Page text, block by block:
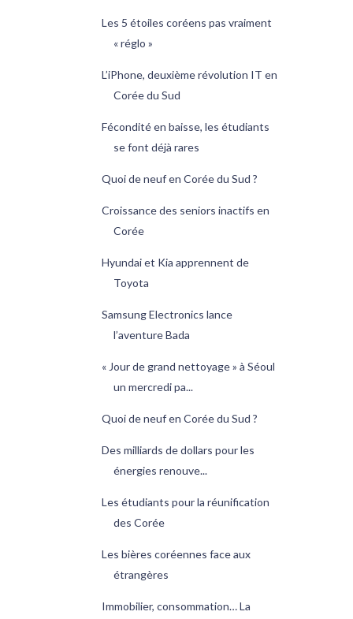
Les 5 étoiles coréens pas vraiment
« réglo »
L’iPhone, deuxième révolution IT en
Corée du Sud
Fécondité en baisse, les étudiants
se font déjà rares
Quoi de neuf en Corée du Sud ?
Croissance des seniors inactifs en
Corée
Hyundai et Kia apprennent de
Toyota
Samsung Electronics lance
l’aventure Bada
« Jour de grand nettoyage » à Séoul
un mercredi pa...
Quoi de neuf en Corée du Sud ?
Des milliards de dollars pour les
énergies renouve...
Les étudiants pour la réunification
des Corée
Les bières coréennes face aux
étrangères
Immobilier, consommation… La